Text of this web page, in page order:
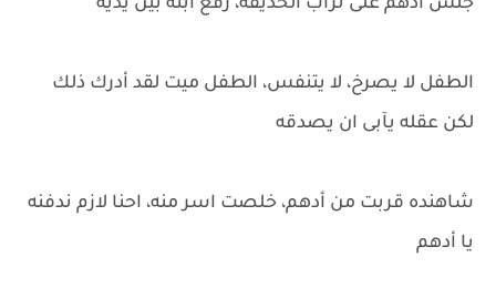
جلس أدهم على تراب الحديقه، رفع ابنه بين يديه
الطفل لا يصرخ، لا يتنفس، الطفل ميت لقد أدرك ذلك
لكن عقله يآبى ان يصدقه
شاهنده قربت من أدهم، خلصت اسر منه، احنا لازم ندفنه
يا أدهم